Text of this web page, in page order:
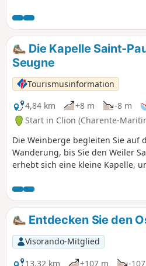
Kapelle Saint-Paul und die
Saint-Fort entdecken und einen
Blick auf die Schlösser von Lussac
Clam genießen können.Diese
folgt zum Teil demGRP®® de
Die Kapelle Saint-
Seugne
Tourismusinformation
4,84 km
+8 m -8 m
Start in Clion (Charente-
Die Weinberge begleiten Sie auf
Wanderung, bis Sie den Weiler
erhebt sich eine kleine Kapelle,
liebevoll mit Blumen geschmückt
durch Weinberge und Felder
Clion, wo ein Zwischenstopp im
Handwerks- und Landmuseum
Muss ist.
Entdecken Sie den
Visorando-Mitglied
13,32 km
+107 m
-